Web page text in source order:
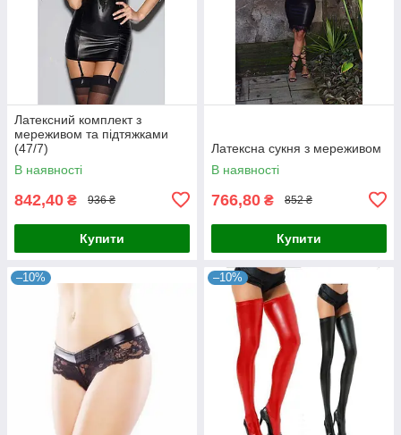
Латексний комплект з
мереживом та підтяжками
(47/7)
В наявності
842,40 ₴ 936 ₴
Купити
Латексна сукня з мереживом
В наявності
766,80 ₴ 852 ₴
Купити
–10% –10%